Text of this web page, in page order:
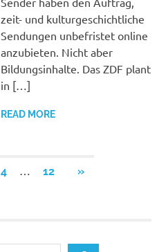
zeit- und kulturgeschichtliche
Sendungen unbefristet online
anzubieten. Nicht aber
Bildungsinhalte. Das ZDF plant
in […]
READ MORE
4 … 12
NEXT
»